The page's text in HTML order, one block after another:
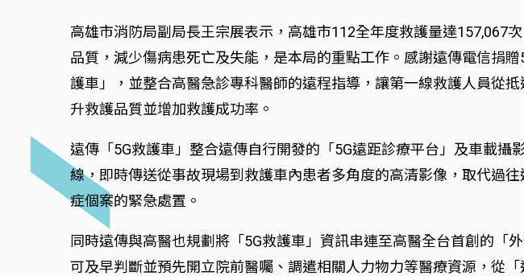
高雄市消防局副局長王宗展表示，高雄市112全年度救護量達157,067
品質，減少傷病患死亡及失能，是本局的重點工作。感謝遠傳電信捐
護車」，並整合高醫急診專科醫師的遠程指導，讓第一線救護人員從
升救護品質並增加救護成功率。
遠傳「5G救護車」整合遠傳自行開發的「5G遠距診療平台」及車載
線，即時傳送從事故現場到救護車內患者多角度的高清影像，取代過
症個案的緊急處置。
同時遠傳與高醫也規劃將「5G救護車」資訊串連至高醫全台首創的「
可及早判斷並預先開立院前醫囑、調遣相關人力物力等醫療資源，從